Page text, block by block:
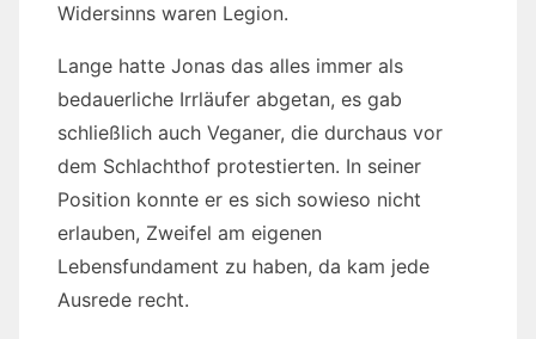
Widersinns waren Legion.
Lange hatte Jonas das alles immer als
bedauerliche Irrläufer abgetan, es gab
schließlich auch Veganer, die durchaus vor
dem Schlachthof protestierten. In seiner
Position konnte er es sich sowieso nicht
erlauben, Zweifel am eigenen
Lebensfundament zu haben, da kam jede
Ausrede recht.